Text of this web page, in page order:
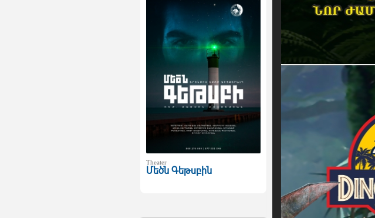
Theater
Մեծն Գեթսբին